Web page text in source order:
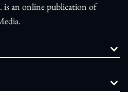
is an online publication of